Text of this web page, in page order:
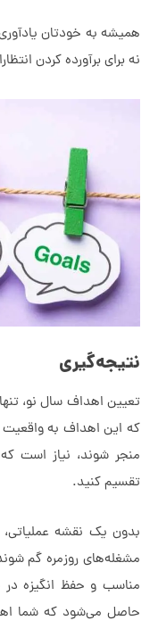
به خودتان یادآوری کنید
برآورده کردن انتظارات
اهداف سال نو، تنها
اهداف به واقعیت تبدیل
نیاز است که آن‌ها
کنید.
نقشه عملیاتی، اهداف
روزمره گم شوند. این
و حفظ انگیزه در طول
که شما اهداف خود